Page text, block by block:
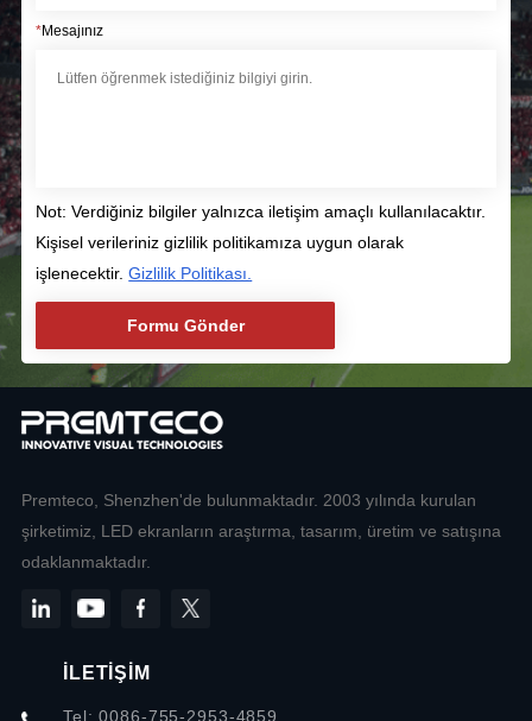
*Mesajınız
Not: Verdiğiniz bilgiler yalnızca iletişim amaçlı kullanılacaktır.
Kişisel verileriniz gizlilik politikamıza uygun olarak
işlenecektir.Gizlilik Politikası.
Premteco, Shenzhen'de bulunmaktadır. 2003 yılında kurulan
şirketimiz, LED ekranların araştırma, tasarım, üretim ve satışına
odaklanmaktadır.
İLETİŞİM
Tel: 0086-755-2953-4859